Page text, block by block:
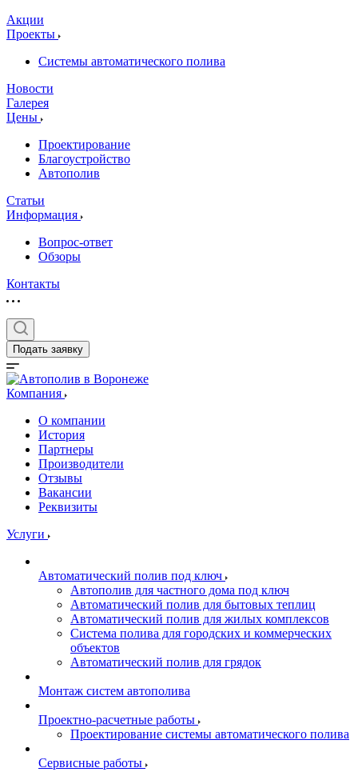
Акции
Проекты
Системы автоматического полива
Новости
Галерея
Цены
Проектирование
Благоустройство
Автополив
Статьи
Информация
Вопрос-ответ
Обзоры
Контакты
Подать заявку
Компания
О компании
История
Партнеры
Производители
Отзывы
Вакансии
Реквизиты
Услуги
Автоматический полив под ключ
Автополив для частного дома под ключ
Автоматический полив для бытовых теплиц
Автоматический полив для жилых комплексов
Система полива для городских и коммерческих
объектов
Автоматический полив для грядок
Монтаж систем автополива
Проектно-расчетные работы
Проектирование системы автоматического полива
Сервисные работы